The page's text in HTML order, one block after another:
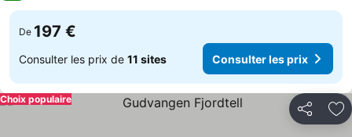
De 197 €
Consulter les prix de 11 sites Consulter les prix
Partager
Choix populaire